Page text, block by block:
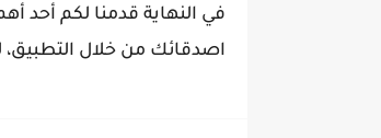
في النهاية قدمنا لكم أحد
اصدقائك من خلال التطبيق،